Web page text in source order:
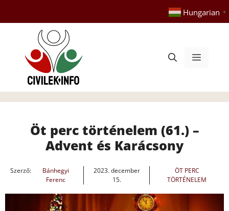
tartalomba
Hungarian ▼
Menü
Öt perc történelem (61.) –
Advent és Karácsony
Szerző:
Bánhegyi
Ferenc
2023. december
15.
ÖT PERC
TÖRTÉNELEM